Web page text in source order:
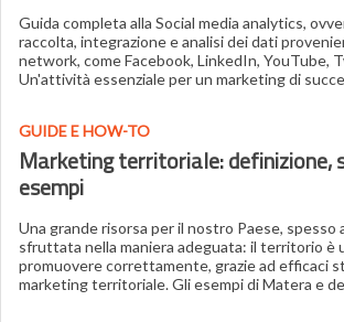
Guida completa alla Social media analytics,
raccolta, integrazione e analisi dei dati
network, come Facebook, LinkedIn, YouTube,
Un'attività essenziale per un marketing di
GUIDE E HOW-TO
Marketing territoriale: definizione,
esempi
Una grande risorsa per il nostro Paese, spesso
sfruttata nella maniera adeguata: il territorio è
promuovere correttamente, grazie ad efficaci
marketing territoriale. Gli esempi di Matera e